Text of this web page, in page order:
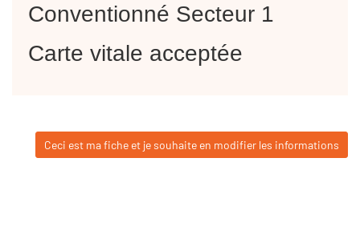
Conventionné Secteur 1
Carte vitale acceptée
Ceci est ma fiche et je souhaite en modifier les informations